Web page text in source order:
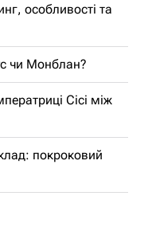
особливості та
чи Монблан?
Сісі між
покроковий